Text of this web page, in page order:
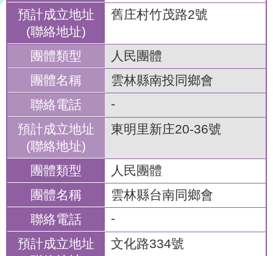
舊庄村竹茂路2號
人民團體
雲林縣南投同鄉會
-
東明里新庄20-36號
人民團體
雲林縣台南同鄉會
-
文化路334號